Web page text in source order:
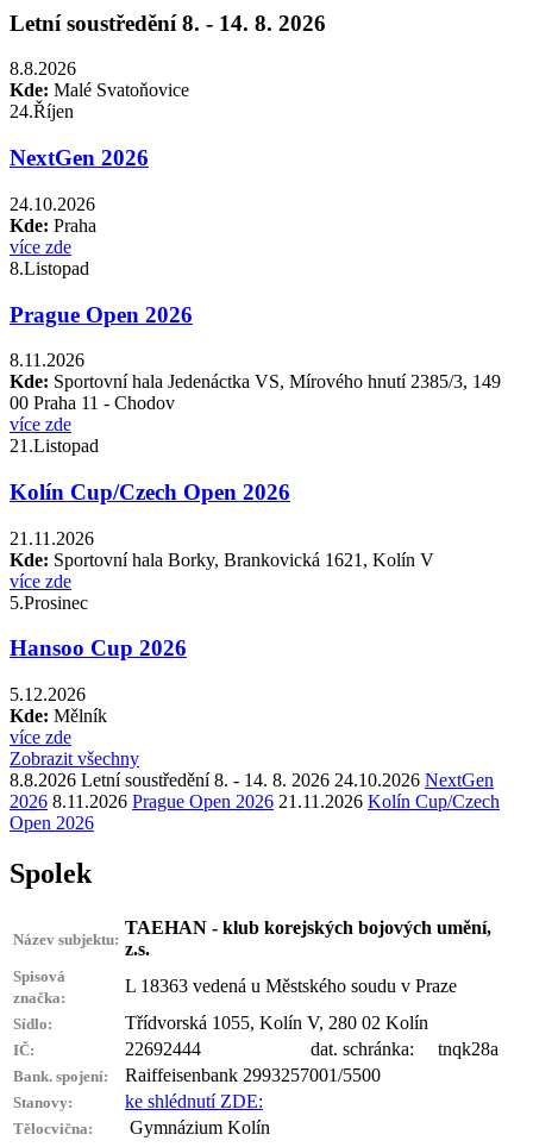
Letní soustředění 8. - 14. 8. 2026
8.8.2026
Kde: Malé Svatoňovice
24.Říjen
NextGen 2026
24.10.2026
Kde: Praha
více zde
8.Listopad
Prague Open 2026
8.11.2026
Kde: Sportovní hala Jedenáctka VS, Mírového hnutí 2385/3, 149
00 Praha 11 - Chodov
více zde
21.Listopad
Kolín Cup/Czech Open 2026
21.11.2026
Kde: Sportovní hala Borky, Brankovická 1621, Kolín V
více zde
5.Prosinec
Hansoo Cup 2026
5.12.2026
Kde: Mělník
více zde
Zobrazit všechny
8.8.2026 Letní soustředění 8. - 14. 8. 2026 24.10.2026 NextGen
2026 8.11.2026 Prague Open 2026 21.11.2026 Kolín Cup/Czech
Open 2026
Spolek
Název subjektu:
TAEHAN - klub korejských bojových umění,
z.s.
Spisová
značka:
L 18363 vedená u Městského soudu v Praze
Sídlo: Třídvorská 1055, Kolín V, 280 02 Kolín
IČ: 22692444 dat. schránka: tnqk28a
Bank. spojení: Raiffeisenbank 2993257001/5500
Stanovy: ke shlédnutí ZDE:
Tělocvična: Gymnázium Kolín